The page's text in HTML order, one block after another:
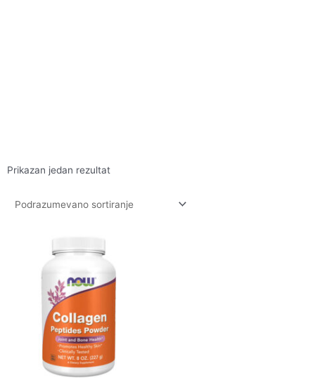
Prikazan jedan rezultat